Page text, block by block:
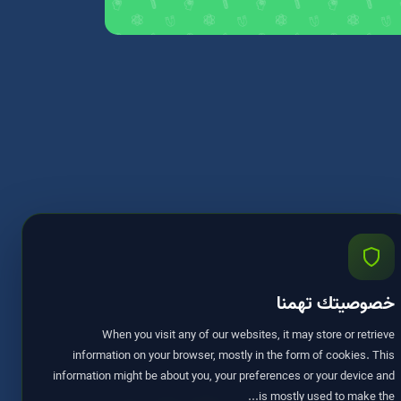
خصوصيتك تهمنا
When you visit any of our websites, it may store or retrieve
information on your browser, mostly in the form of cookies. This
information might be about you, your preferences or your device and
is mostly used to make the...